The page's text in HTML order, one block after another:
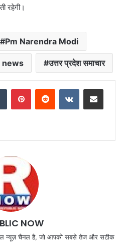
रहेगी।
Pm Narendra Modi
news उत्तर प्रदेश समाचार
Tumblr PinterestReddit VKontakteShare via Email
NOW
न्यूज़ चैनल है, जो आपको सबसे तेज और सटीक